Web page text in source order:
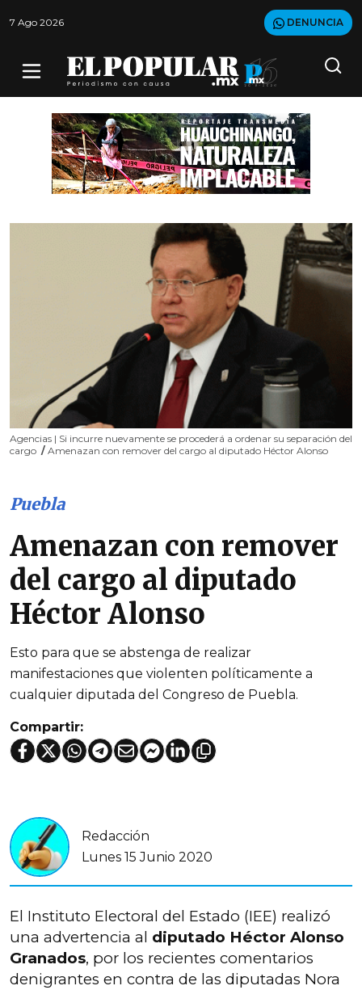
7 Ago 2026 DENUNCIA
Agencias | Si incurre nuevamente se procederá a ordenar su separación del
cargo / Amenazan con remover del cargo al diputado Héctor Alonso
Puebla
Amenazan con remover
del cargo al diputado
Héctor Alonso
Esto para que se abstenga de realizar
manifestaciones que violenten políticamente a
cualquier diputada del Congreso de Puebla.
Compartir:
Redacción
Lunes 15 Junio 2020
El Instituto Electoral del Estado (IEE) realizó
una advertencia al diputado Héctor Alonso
Granados, por los recientes comentarios
denigrantes en contra de las diputadas Nora